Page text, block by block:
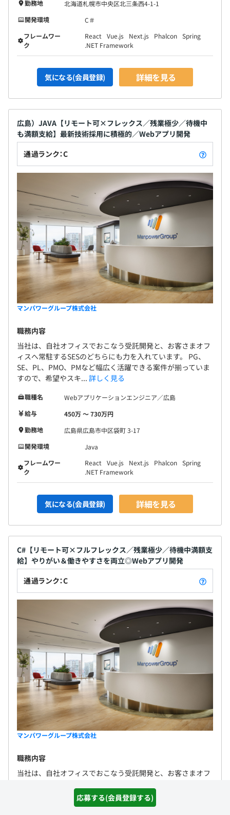
応募する(会員登録する)
勤務地
北海道札幌市中央区北三条西4-1-1
開発環境
C＃
フレームワー
ク
React Vue.js Next.js Phalcon Spring
.NET Framework
気になる(会員登録) 詳細を見る
広島）JAVA【リモート可×フレックス／残業極少／待機中
も満額支給】最新技術採用に積極的／Webアプリ開発
通過ランク：C
マンパワーグループ株式会社
職務内容
当社は、自社オフィスでおこなう受託開発と、お客さまオフ
ィスへ常駐するSESのどちらにも力を入れています。 PG、
SE、PL、PMO、PMなど幅広く活躍できる案件が揃っていま
すので、希望やスキ... 詳しく見る
職種名
Webアプリケーションエンジニア／広島
給与
450万 〜 730万円
勤務地
広島県広島市中区袋町 3-17
開発環境
Java
フレームワー
ク
React Vue.js Next.js Phalcon Spring
.NET Framework
気になる(会員登録) 詳細を見る
C#【リモート可×フルフレックス／残業極少／待機中満額支
給】やりがい＆働きやすさを両立◎Webアプリ開発
通過ランク：C
マンパワーグループ株式会社
職務内容
当社は、自社オフィスでおこなう受託開発と、お客さまオフ
SE、PL、PMO、PMなど幅広く活躍できる案件が揃っていま
すので、希望やスキ...詳しく見る